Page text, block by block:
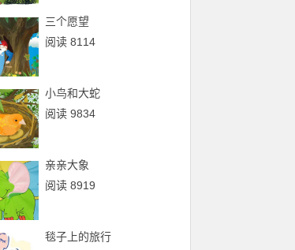
三个愿望
阅读 8114
小鸟和大蛇
阅读 9834
亲亲大象
阅读 8919
毯子上的旅行